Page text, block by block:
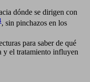
dónde se dirigen con
, sin pinchazos en los
para saber de qué
y el tratamiento influyen